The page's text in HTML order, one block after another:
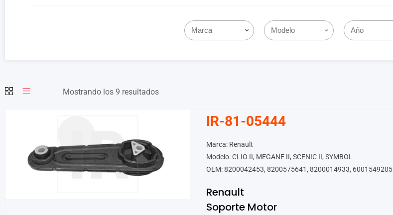
Mostrando los 9 resultados
IR-81-05444
Marca: Renault
Modelo: CLIO II, MEGANE II, SCENIC II, SYMBOL
OEM: 8200042453, 8200575641, 8200014933, 6001549205
Renault
Soporte Motor